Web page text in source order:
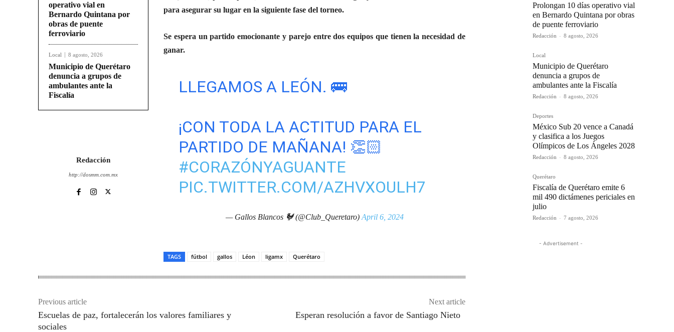
operativo vial en
Bernardo Quintana por
obras de puente
ferroviario
Local 8 agosto, 2026
Municipio de Querétaro
denuncia a grupos de
ambulantes ante la
Fiscalía
Redacción
http://dosmm.com.mx
para asegurar su lugar en la siguiente fase del torneo.
Se espera un partido emocionante y parejo entre dos equipos que tienen la necesidad de
ganar.
LLEGAMOS A LEÓN. 🚌
¡CON TODA LA ACTITUD PARA EL
PARTIDO DE MAÑANA! 👏🏻
#CORAZÓNYAGUANTE
PIC.TWITTER.COM/AZHVXOULH7
— Gallos Blancos 🐓 (@Club_Queretaro) April 6, 2024
TAGS fútbol gallos Léon ligamx Querétaro
Previous article
Escuelas de paz, fortalecerán los valores familiares y
sociales
Next article
Esperan resolución a favor de Santiago Nieto
Prolongan 10 días operativo vial
en Bernardo Quintana por obras
de puente ferroviario
Redacción - 8 agosto, 2026
Local
Municipio de Querétaro
denuncia a grupos de
ambulantes ante la Fiscalía
Redacción - 8 agosto, 2026
Deportes
México Sub 20 vence a Canadá
y clasifica a los Juegos
Olímpicos de Los Ángeles 2028
Redacción - 8 agosto, 2026
Querétaro
Fiscalía de Querétaro emite 6
mil 490 dictámenes periciales en
julio
Redacción - 7 agosto, 2026
- Advertisement -